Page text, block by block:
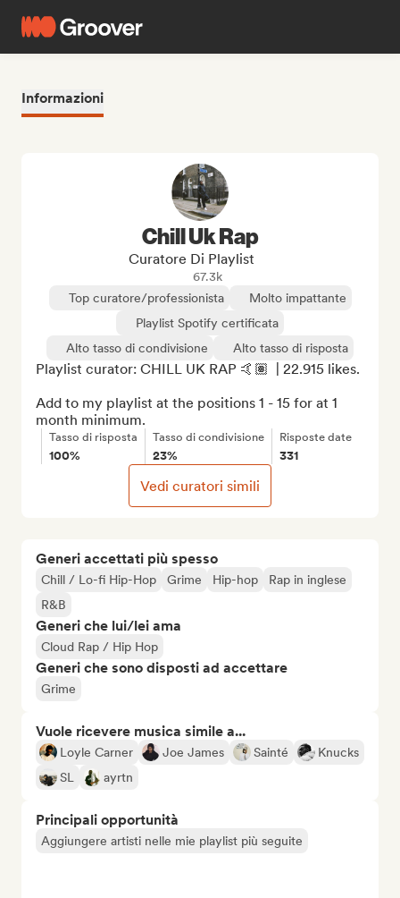
Informazioni
Generi accettati più spesso
Chill / Lo-fi Hip-Hop Grime Hip-hop
Rap in inglese
R&B
Generi che lui/lei ama
Cloud Rap / Hip Hop
Generi che sono disposti ad accettare
Grime
Vuole ricevere musica simile a...
Loyle Carner Joe James Sainté
Knucks
SL
ayrtn
Principali opportunità
Aggiungere artisti nelle mie playlist più seguite
Chill Uk Rap
Curatore Di Playlist
67.3k
Top curatore/professionista
Molto impattante
Playlist Spotify certificata
Alto tasso di condivisione
Alto tasso di risposta
Playlist curator: CHILL UK RAP 🤙🏽  | 22.915 likes.
Add to my playlist at the positions 1 - 15 for at 1
month minimum.
Tasso di risposta
100%
Tasso di condivisione
23%
Risposte date
331
Vedi curatori simili